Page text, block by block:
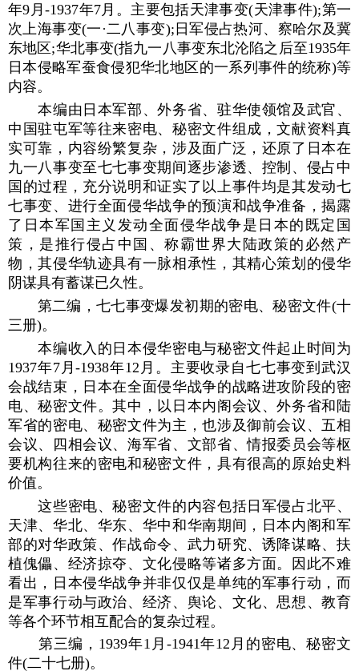
年9月-1937年7月。主要包括天津事变(天津事件);第一
次上海事变(一·二八事变);日军侵占热河、察哈尔及冀
东地区;华北事变(指九一八事变东北沦陷之后至1935年
日本侵略军蚕食侵犯华北地区的一系列事件的统称)等
内容。
本编由日本军部、外务省、驻华使领馆及武官、
中国驻屯军等往来密电、秘密文件组成，文献资料真
实可靠，内容纷繁复杂，涉及面广泛，还原了日本在
九一八事变至七七事变期间逐步渗透、控制、侵占中
国的过程，充分说明和证实了以上事件均是其发动七
七事变、进行全面侵华战争的预演和战争准备，揭露
了日本军国主义发动全面侵华战争是日本的既定国
策，是推行侵占中国、称霸世界大陆政策的必然产
物，其侵华轨迹具有一脉相承性，其精心策划的侵华
阴谋具有蓄谋已久性。
第二编，七七事变爆发初期的密电、秘密文件(十
三册)。
本编收入的日本侵华密电与秘密文件起止时间为
1937年7月-1938年12月。主要收录自七七事变到武汉
会战结束，日本在全面侵华战争的战略进攻阶段的密
电、秘密文件。其中，以日本内阁会议、外务省和陆
军省的密电、秘密文件为主，也涉及御前会议、五相
会议、四相会议、海军省、文部省、情报委员会等枢
要机构往来的密电和秘密文件，具有很高的原始史料
价值。
这些密电、秘密文件的内容包括日军侵占北平、
天津、华北、华东、华中和华南期间，日本内阁和军
部的对华政策、作战命令、武力研究、诱降谋略、扶
植傀儡、经济掠夺、文化侵略等诸多方面。因此不难
看出，日本侵华战争并非仅仅是单纯的军事行动，而
是军事行动与政治、经济、舆论、文化、思想、教育
等各个环节相互配合的复杂过程。
第三编，1939年1月-1941年12月的密电、秘密文
件(二十七册)。